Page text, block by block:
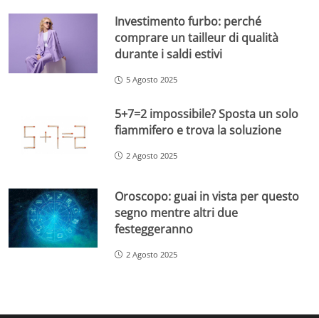
Investimento furbo: perché
comprare un tailleur di qualità
durante i saldi estivi
5 Agosto 2025
5+7=2 impossibile? Sposta un solo
fiammifero e trova la soluzione
2 Agosto 2025
Oroscopo: guai in vista per questo
segno mentre altri due
festeggeranno
2 Agosto 2025